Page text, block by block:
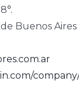
Buenos Aires